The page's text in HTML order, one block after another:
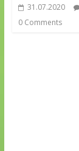
31.07.2020
0 Comments